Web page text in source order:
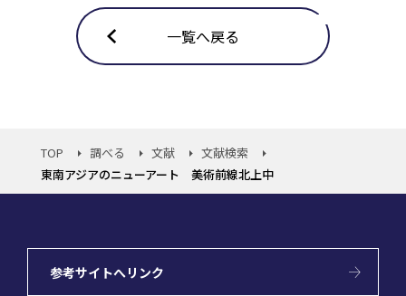
一覧へ戻る
TOP 調べる 文献
文献検索
東南アジアのニューアート 美術前線北上中
参考サイトへリンク